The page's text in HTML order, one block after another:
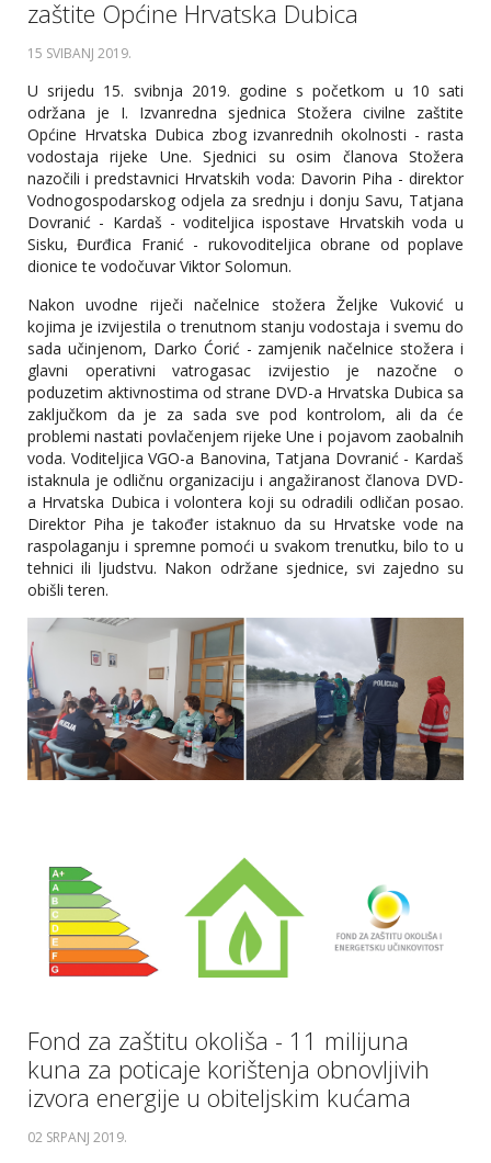
zaštite Općine Hrvatska Dubica
15 SVIBANJ 2019.
U srijedu 15. svibnja 2019. godine s početkom u 10 sati
održana je I. Izvanredna sjednica Stožera civilne zaštite
Općine Hrvatska Dubica zbog izvanrednih okolnosti - rasta
vodostaja rijeke Une. Sjednici su osim članova Stožera
nazočili i predstavnici Hrvatskih voda: Davorin Piha - direktor
Vodnogospodarskog odjela za srednju i donju Savu, Tatjana
Dovranić - Kardaš - voditeljica ispostave Hrvatskih voda u
Sisku, Đurđica Franić - rukovoditeljica obrane od poplave
dionice te vodočuvar Viktor Solomun.
Nakon uvodne riječi načelnice stožera Željke Vuković u
kojima je izvijestila o trenutnom stanju vodostaja i svemu do
sada učinjenom, Darko Ćorić - zamjenik načelnice stožera i
glavni operativni vatrogasac izvijestio je nazočne o
poduzetim aktivnostima od strane DVD-a Hrvatska Dubica sa
zaključkom da je za sada sve pod kontrolom, ali da će
problemi nastati povlačenjem rijeke Une i pojavom zaobalnih
voda. Voditeljica VGO-a Banovina, Tatjana Dovranić - Kardaš
istaknula je odličnu organizaciju i angažiranost članova DVD-
a Hrvatska Dubica i volontera koji su odradili odličan posao.
Direktor Piha je također istaknuo da su Hrvatske vode na
raspolaganju i spremne pomoći u svakom trenutku, bilo to u
tehnici ili ljudstvu. Nakon održane sjednice, svi zajedno su
obišli teren.
Fond za zaštitu okoliša - 11 milijuna
kuna za poticaje korištenja obnovljivih
izvora energije u obiteljskim kućama
02 SRPANJ 2019.